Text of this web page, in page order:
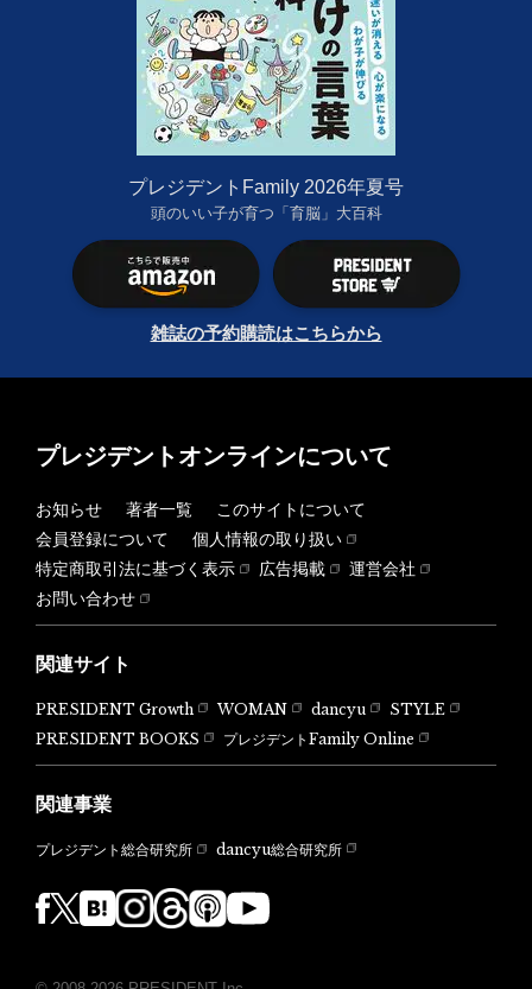
プレジデントFamily 2026年夏号
頭のいい子が育つ「育脳」大百科
雑誌の予約購読はこちらから
プレジデントオンラインについて
お知らせ 著者一覧
このサイトについて
会員登録について
個人情報の取り扱い
特定商取引法に基づく表示
広告掲載
運営会社
お問い合わせ
関連サイト
PRESIDENT Growth WOMAN dancyu
STYLE
PRESIDENT BOOKS
プレジデントFamily Online
関連事業
プレジデント総合研究所 dancyu総合研究所